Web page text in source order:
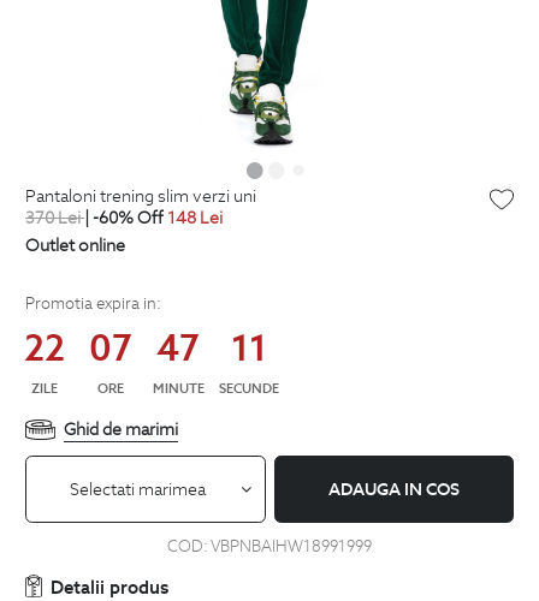
pantaloni trening slim verzi uni
370Lei| -60% Off 148 Lei
Outlet online
Promotia expira in:
22
ZILE
07
ORE
47
MINUTE
10
SECUNDE
Ghid de marimi
Selectati marimea ADAUGA IN COS
COD:VBPNBAIHW18991999
Detalii produs